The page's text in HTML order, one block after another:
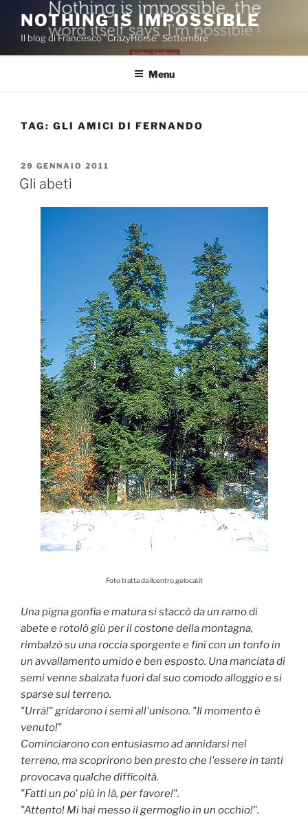
contenuto
NOTHING IS IMPOSSIBLE
Il blog di Francesco "CrazyHorse" Settembre
Menu
TAG: GLI AMICI DI FERNANDO
PUBBLICATO
IL
29 GENNAIO 2011
Gli abeti
Foto tratta da ilcentro.gelocal.it
Una pigna gonfia e matura si staccò da un ramo di
abete e rotolò giù per il costone della montagna,
rimbalzò su una roccia sporgente e finì con un tonfo in
un avvallamento umido e ben esposto. Una manciata di
semi venne sbalzata fuori dal suo comodo alloggio e si
sparse sul terreno.
"Urrà!" gridarono i semi all'unisono. "Il momento è
venuto!"
Cominciarono con entusiasmo ad annidarsi nel
terreno, ma scoprirono ben presto che l'essere in tanti
provocava qualche difficoltà.
"Fatti un po' più in là, per favore!".
"Attento! Mi hai messo il germoglio in un occhio!".